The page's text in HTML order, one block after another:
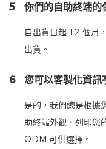
5 你們的自助終端的
自出貨日起 12 個月
出貨。
6 您可以客製化資訊
是的，我們總是根據
助終端外觀、列印您
ODM 可供選擇。